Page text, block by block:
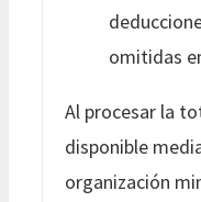
omitidas
Al procesar la
disponible
organización